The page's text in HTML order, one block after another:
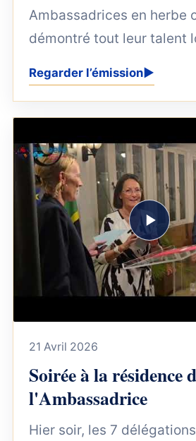
Ambassadrices en herbe
démontré tout leur talent
français de Dar es Salaam
Regarder l’émission▶
21 Avril 2026
Soirée à la résidence
l'Ambassadrice
Hier soir, les 7 délégations